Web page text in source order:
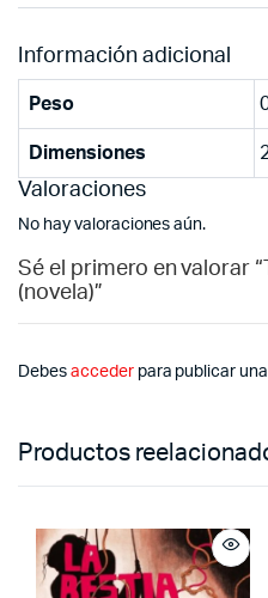
Información adicional
Peso
Dimensiones
Valoraciones
No hay valoraciones aún.
Sé el primero en valorar
(novela)”
Debes accederpara publicar
Productos